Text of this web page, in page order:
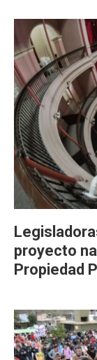
proyecto
Propiedad